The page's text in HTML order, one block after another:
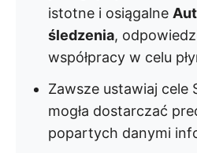
istotne i osiągalne
śledzenia,
współpracy w celu
Zawsze ustawiaj cele
mogła dostarczać
popartych danymi